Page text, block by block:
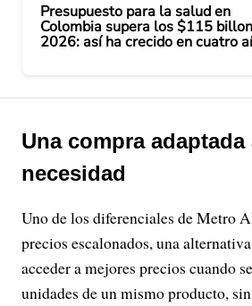
Presupuesto para la salud en
Colombia supera los $115
2026: así ha crecido en cuatro
Una compra adaptada
necesidad
Uno de los diferenciales de Metro
precios escalonados, una
acceder a mejores precios cuando
unidades de un mismo producto,